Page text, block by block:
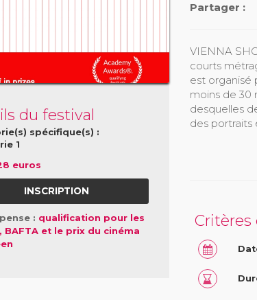
du festival
spécifique(s) :
1
euros
INSCRIPTION
: qualification pour les
BAFTA et le prix du cinéma
Partager :
VIENNA
courts
est organisé
moins de 30
desquelles
des portraits